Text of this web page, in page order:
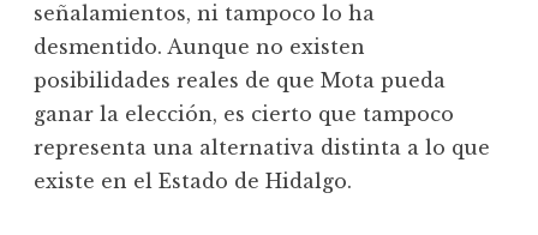
señalamientos, ni tampoco lo ha
desmentido. Aunque no existen
posibilidades reales de que Mota pueda
ganar la elección, es cierto que tampoco
representa una alternativa distinta a lo que
existe en el Estado de Hidalgo.